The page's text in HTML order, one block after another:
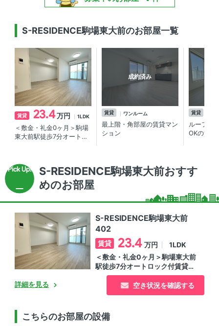
S-RESIDENCE駒場東大前のお部屋一覧
賃貸 23.4万円 1LDK
＜敷金・礼金0ヶ月＞駒場
東大前駅徒歩7分オートロ
成約済み
賃貸 ワンルーム
最上階・角部屋の賃貸マン
ション
賃貸
ルーフバ
OKの賃貸
S-RESIDENCE駒場東大前おすす
めのお部屋
S-RESIDENCE駒場東大前
402
賃貸 23.4 万円
1LDK
＜敷金・礼金0ヶ月＞駒場東大前
駅徒歩7分オートロック付賃貸マ
ンション☆
空き状況を確認する
詳細を見る
こちらのお部屋の設備